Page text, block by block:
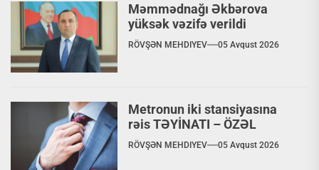
Məmmədnağı Əkbərova
yüksək vəzifə verildi
RÖVŞƏN MEHDIYEV 05 Avqust 2026
Metronun iki stansiyasına
rəis TƏYİNATI – ÖZƏL
RÖVŞƏN MEHDIYEV 05 Avqust 2026